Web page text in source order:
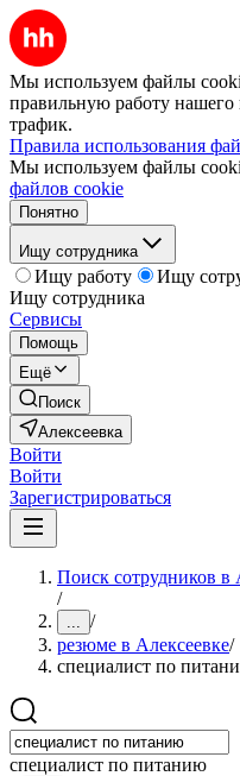
Мы используем файлы
правильную работу нашего
трафик.
Правила использования
Мы используем файлы
файлов cookie
Понятно
Ищу сотрудника
Ищу работу
Ищу
Ищу сотрудника
Сервисы
Помощь
Ещё
Поиск
Алексеевка
Войти
Войти
Зарегистрироваться
Поиск сотрудников в
/
... /
резюме в Алексеевке/
специалист по
специалист по питанию